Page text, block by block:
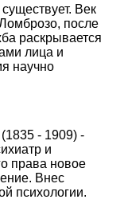
Век
после
раскрывается
лица и
научно
- 1909) -
и
права новое
Внес
психологии.